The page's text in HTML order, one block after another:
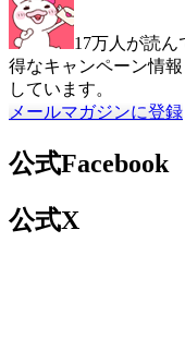
17万人が読
得なキャンペーン情
しています。
メールマガジンに登録
公式Facebook
公式X